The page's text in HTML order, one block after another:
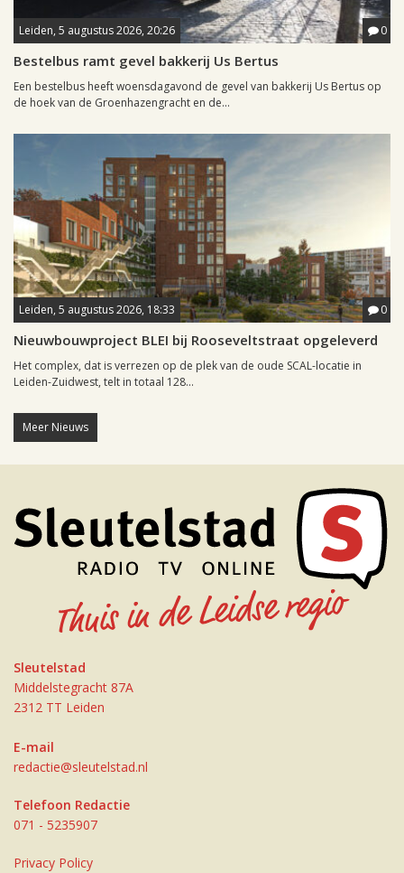
Leiden, 5 augustus 2026, 20:26 0
Bestelbus ramt gevel bakkerij Us Bertus
Een bestelbus heeft woensdagavond de gevel van bakkerij Us Bertus op
de hoek van de Groenhazengracht en de...
Leiden, 5 augustus 2026, 18:33 0
Nieuwbouwproject BLEI bij Rooseveltstraat opgeleverd
Het complex, dat is verrezen op de plek van de oude SCAL-locatie in
Leiden-Zuidwest, telt in totaal 128...
Meer Nieuws
Sleutelstad
Middelstegracht 87A
2312 TT Leiden
E-mail
redactie@sleutelstad.nl
Telefoon Redactie
071 - 5235907
Privacy Policy